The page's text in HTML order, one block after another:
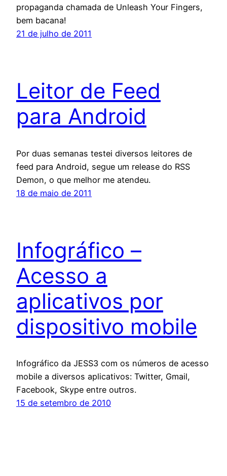
propaganda chamada de Unleash Your Fingers,
bem bacana!
21 de julho de 2011
Leitor de Feed
para Android
Por duas semanas testei diversos leitores de
feed para Android, segue um release do RSS
Demon, o que melhor me atendeu.
18 de maio de 2011
Infográfico –
Acesso a
aplicativos por
dispositivo mobile
Infográfico da JESS3 com os números de acesso
mobile a diversos aplicativos: Twitter, Gmail,
Facebook, Skype entre outros.
15 de setembro de 2010